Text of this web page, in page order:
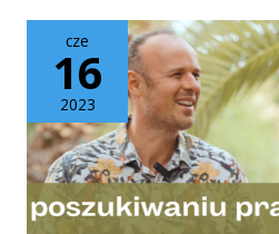
cze
16
2023